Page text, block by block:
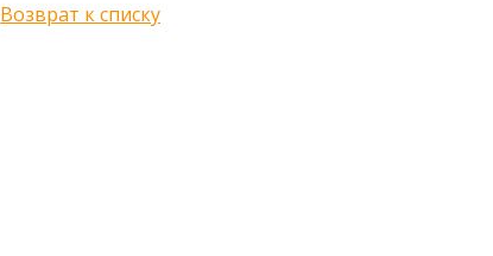
Возврат к списку